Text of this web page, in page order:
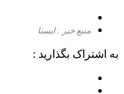
منبع خبر : ایسنا
به اشتراک بگذارید :